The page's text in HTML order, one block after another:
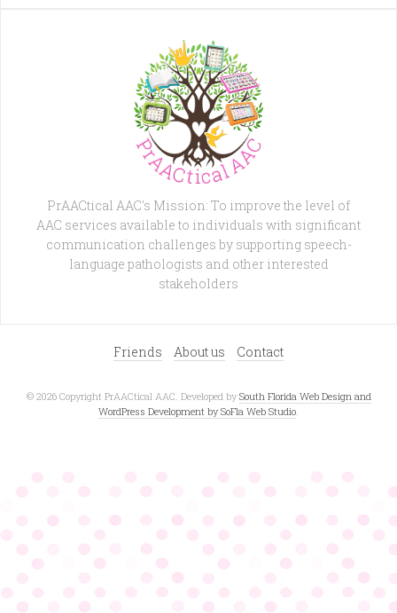
PrAACtical AAC's Mission: To improve the level of
AAC services available to individuals with significant
communication challenges by supporting speech-
language pathologists and other interested
stakeholders
Friends About us Contact
© 2026 Copyright PrAACtical AAC. Developed by South Florida Web Design and
WordPress Development by SoFla Web Studio